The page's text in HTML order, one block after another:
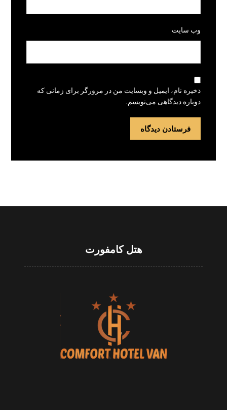
وب‌ سایت
ذخیره نام، ایمیل و وبسایت من در مرورگر برای زمانی که
دوباره دیدگاهی می‌نویسم.
فرستادن دیدگاه
هتل کامفورت